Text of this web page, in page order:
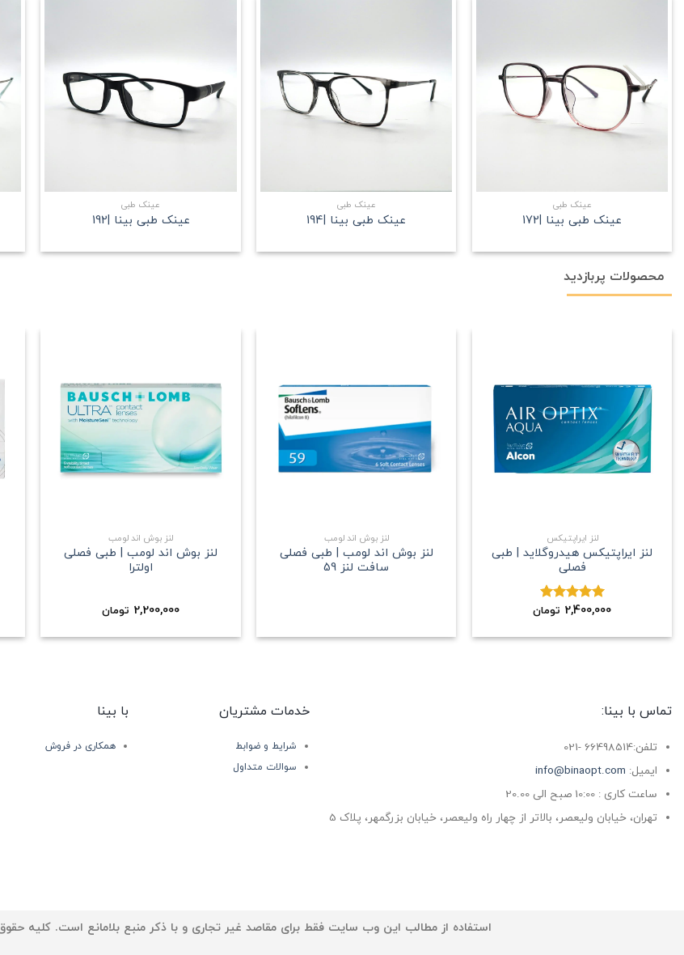
مندی
عینک طبی
عینک طبی بینا |172
مندی
عینک طبی
عینک طبی بینا |194
مندی
عینک طبی
عینک طبی بینا |192
محصولات پربازدید
علاقه
لنز ایراپتیکس
لنز ایراپتیکس هیدروگلاید | طبی
فصلی
نمره5.002,400,000 تومان
علاقه
مندی
لنز بوش اند لومب
لنز بوش اند لومب | طبی فصلی
سافت لنز 59
علاقه
مندی
لنز بوش اند لومب
لنز بوش اند لومب | طبی فصلی
اولترا
2,200,000 تومان
تماس با بینا:
تلفن:66498514 -021
ایمیل: info@binaopt.com
ساعت کاری : 10:00 صبح الی 20.00
تهران، خیابان ولیعصر، بالاتر از چهار راه ولیعصر، خیابان بزرگمهر، پلاک 5
خدمات مشتریان
شرایط و ضوابط
سوالات متداول
با بینا
همکاری در فروش
استفاده از مطالب این وب سایت فقط برای مقاصد غیر تجاری و با ذکر منبع بلامانع است. کلیه